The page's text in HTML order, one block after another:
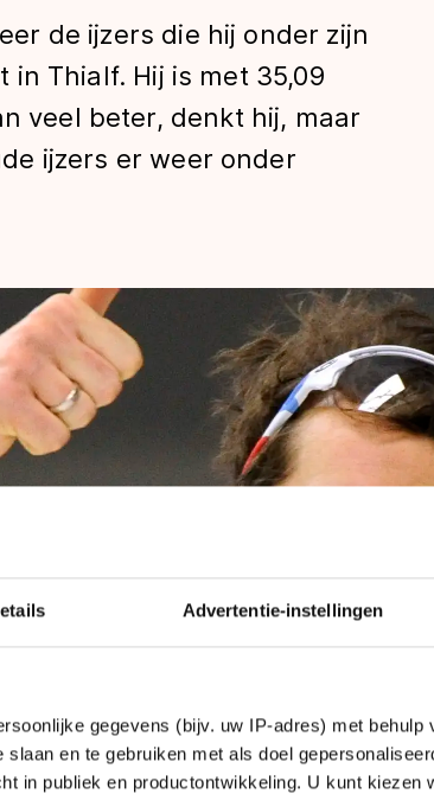
Advertentie-instellingen
gegevens (bijv. uw IP-adres) met behulp
en te gebruiken met als doel
in publiek en productontwikkeling. U kunt kiezen
de ijzers die hij onder zijn
Thialf. Hij is met 35,09
veel beter, denkt hij, maar
ijzers er weer onder